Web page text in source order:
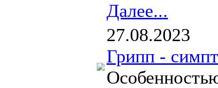
Далее...
27.08.2023
Грипп -